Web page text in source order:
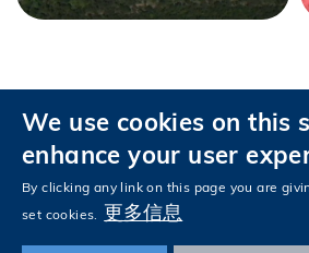
私隱政策
无障碍
关注科大
FacebookLinkedInInstagram
We use cookies on this
enhance your user
By clicking any link on this page you are
set cookies. 更多信息